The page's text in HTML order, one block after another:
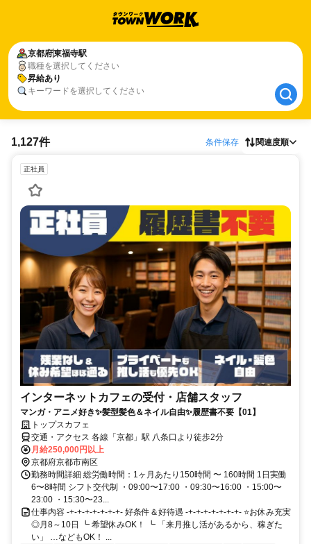
京都府東福寺駅
職種を選択してください
昇給あり
キーワードを選択してください
京都府東福寺駅
昇給あり
1,127件 条件保存 関連度順
正社員
インターネットカフェの受付・店舗スタッフ
マンガ・アニメ好き✨髪型髪色＆ネイル自由✨履歴書不要【01】
トップスカフェ
交通・アクセス 各線「京都」駅 八条口より徒歩2分
月給250,000円以上
京都府京都市南区
勤務時間詳細 総労働時間：1ヶ月あたり150時間 〜 160時間 1日実働
6〜8時間 シフト交代制 ・09:00〜17:00 ・09:30〜16:00 ・15:00〜
23:00 ・15:30〜23...
仕事内容 -+-+-+-+-+-+-+- 好条件＆好待遇 -+-+-+-+-+-+-+- ⭐お休み充実
◎月8～10日 ┗ 希望休みOK！ ┗ 「来月推し活があるから、稼ぎた
い」 …などもOK！ ...